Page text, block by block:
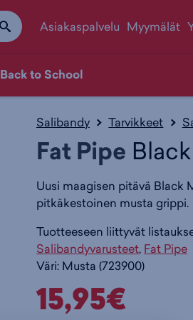
Asiakaspalvelu Myymälät
Back to School
Salibandy Tarvikkeet
Fat Pipe
Uusi maagisen pitävä Black
pitkäkestoinen musta grippi.
Tuotteeseen liittyvät
Salibandyvarusteet, Fat Pipe
Väri: Musta (723900)
15,95€